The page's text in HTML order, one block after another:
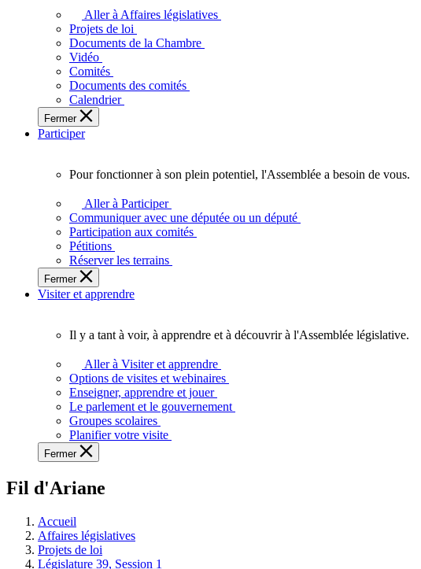
législative
adopte
touchent
vie
des
Ontariennes
Ontariens.
Aller à Affaires législatives
Projets de loi
Documents de la Chambre
Vidéo
Comités
Documents des comités
Calendrier
Fermer
Participer
fonctionner
plein
potentiel,
l'Assemblée
a
besoin
Pour fonctionner à son plein potentiel, l'Assemblée a besoin de vous.
Aller à Participer
Communiquer avec une députée ou un député
Participation aux comités
Pétitions
Réserver les terrains
Fermer
Visiter et apprendre
voir,
apprendre
et
découvrir
l'Assemblée
législative.
Il y a tant à voir, à apprendre et à découvrir à l'Assemblée législative.
Aller à Visiter et apprendre
Options de visites et webinaires
Enseigner, apprendre et jouer
Le parlement et le gouvernement
Groupes scolaires
Planifier votre visite
Fermer
Fil d'Ariane
Accueil
Affaires législatives
Projets de loi
Législature 39, Session 1